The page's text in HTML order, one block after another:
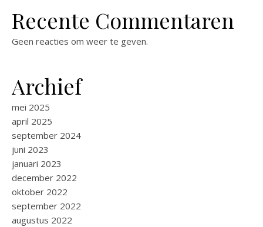
Recente Commentaren
Geen reacties om weer te geven.
Archief
mei 2025
april 2025
september 2024
juni 2023
januari 2023
december 2022
oktober 2022
september 2022
augustus 2022